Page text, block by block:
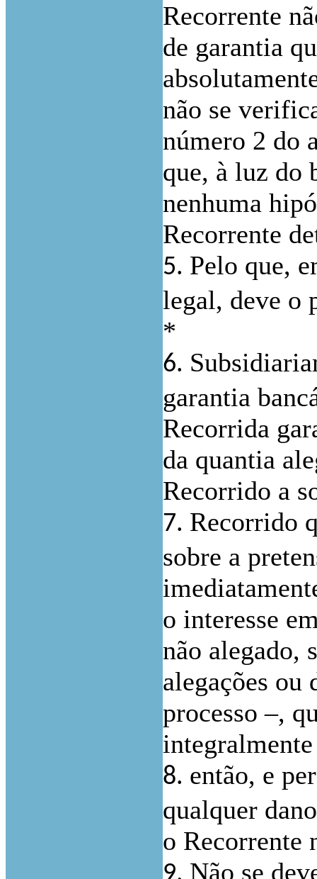
Recorrente
de garantia
não se
número 2 do
que, à luz do
nenhuma
Recorrente
5. Pelo que,
legal, deve o
*
6.
garantia
Recorrida
da quantia
Recorrido a
7. Recorrido
sobre a
o interesse
não alegado,
alegações ou
processo –,
8. então, e
qualquer
o Recorrente
Não se